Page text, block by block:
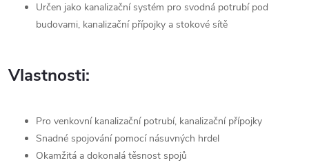
Určen jako kanalizační systém pro svodná potrubí pod
budovami, kanalizační přípojky a stokové sítě
Vlastnosti:
Pro venkovní kanalizační potrubí, kanalizační přípojky
Snadné spojování pomocí násuvných hrdel
Okamžitá a dokonalá těsnost spojů